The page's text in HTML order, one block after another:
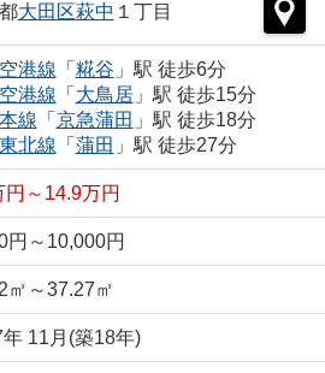
大田区萩中 １丁目
港線 「 糀谷 」駅 徒歩6分
港線 「 大鳥居」駅 徒歩15分
線 「 京急蒲田 」駅 徒歩18分
北線 「 蒲田 」駅 徒歩27分
円～14.9万円
円～10,000円
㎡～37.27㎡
11月(築18年)